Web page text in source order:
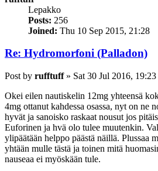
Lepakko
Posts: 256
Joined: Thu 10 Sep 2015, 21:28
Re: Hydromorfoni (Palladon)
Post by rufftuff» Sat 30 Jul 2016, 19:23
Okei eilen nautiskelin 12mg yhteensä
4mg ottanut kahdessa osassa, nyt on ne
hyvät ja sanoisko raskaat nousut jos
Euforinen ja hvä olo tulee muutenkin.
ylipäätään helppo päästä näillä. Plussaa
yhtään mulle tästä ja toinen mitä
nauseaa ei myöskään tule.